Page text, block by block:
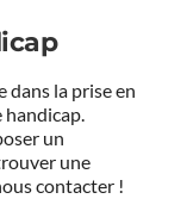
dans la prise en
handicap.
un
une
contacter !